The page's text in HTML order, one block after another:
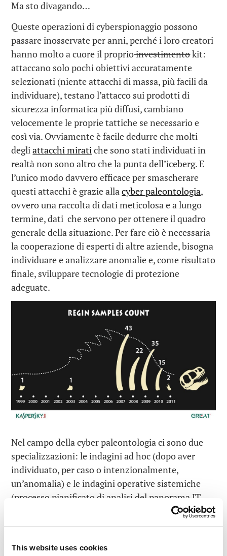
This website uses cookies
Ma sto divagando…
Queste operazioni di cyberspionaggio possono
passare inosservate per anni, perché i loro creatori
hanno molto a cuore il proprioinvestimentokit:
attaccano solo pochi obiettivi accuratamente
selezionati (niente attacchi di massa, più facili da
individuare), testano l’attacco sui prodotti di
sicurezza informatica più diffusi, cambiano
velocemente le proprie tattiche se necessario e
così via. Ovviamente è facile dedurre che molti
degliattacchi mirati che sono stati individuati in
realtà non sono altro che la punta dell’iceberg. E
l’unico modo davvero efficace per smascherare
questi attacchi è grazie allacyber paleontologia,
ovvero una raccolta di dati meticolosa e a lungo
termine, dati che servono per ottenere il quadro
generale della situazione. Per fare ciò è necessaria
la cooperazione di esperti di altre aziende, bisogna
individuare e analizzare anomalie e, come risultato
finale, sviluppare tecnologie di protezione
adeguate.
Nel campo della cyber paleontologia ci sono due
specializzazioni: le indagini ad hoc (dopo aver
individuato, per caso o intenzionalmente,
un’anomalia) e le indagini operative sistemiche
(processo pianificato di analisi del panorama IT
operativa sono altamente apprezzati dalle grandi